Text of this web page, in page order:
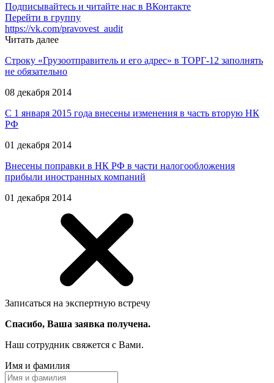
Подписывайтесь и читайте нас в ВКонтакте
Перейти в группу
https://vk.com/pravovest_audit
Читать далее
Строку «Грузоотправитель и его адрес» в ТОРГ-12 заполнять
не обязательно
08 декабря 2014
С 1 января 2015 года внесены изменения в часть вторую НК
РФ
01 декабря 2014
Внесены поправки в НК РФ в части налогообложения
прибыли иностранных компаний
01 декабря 2014
Записаться на экспертную встречу
Спасибо, Ваша заявка получена.
Наш сотрудник свяжется с Вами.
Имя и фамилия